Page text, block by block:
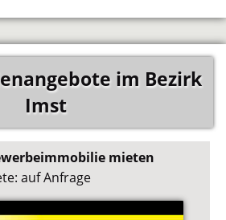
im Bezirk
Imst
mieten
auf Anfrage